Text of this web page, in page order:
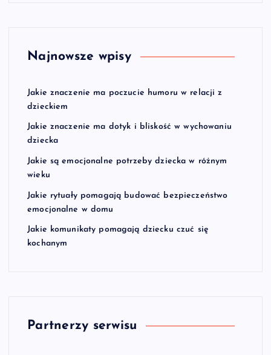
Najnowsze wpisy
Jakie znaczenie ma poczucie humoru w relacji z
dzieckiem
Jakie znaczenie ma dotyk i bliskość w wychowaniu
dziecka
Jakie są emocjonalne potrzeby dziecka w różnym
wieku
Jakie rytuały pomagają budować bezpieczeństwo
emocjonalne w domu
Jakie komunikaty pomagają dziecku czuć się
kochanym
Partnerzy serwisu